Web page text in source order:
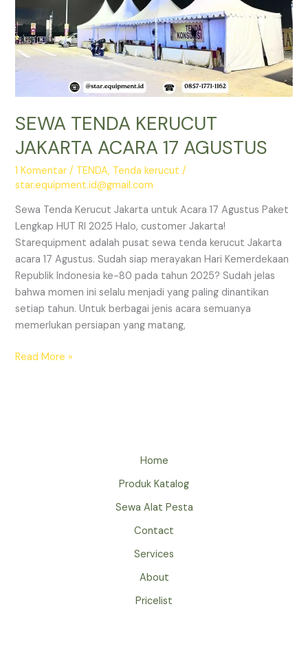
SEWA TENDA KERUCUT
JAKARTA ACARA 17 AGUSTUS
1 Komentar / TENDA, Tenda kerucut /
star.equipment.id@gmail.com
Sewa Tenda Kerucut Jakarta untuk Acara 17 Agustus Paket
Lengkap HUT RI 2025 Halo, customer Jakarta!
Starequipment adalah pusat sewa tenda kerucut Jakarta
acara 17 Agustus. Sudah siap merayakan Hari Kemerdekaan
Republik Indonesia ke-80 pada tahun 2025? Sudah jelas
bahwa momen ini selalu menjadi yang paling dinantikan
setiap tahun. Untuk berbagai jenis acara semuanya
memerlukan persiapan yang matang,
SEWA
Read More »
Home
Produk Katalog
Sewa Alat Pesta
Contact
Services
About
Pricelist